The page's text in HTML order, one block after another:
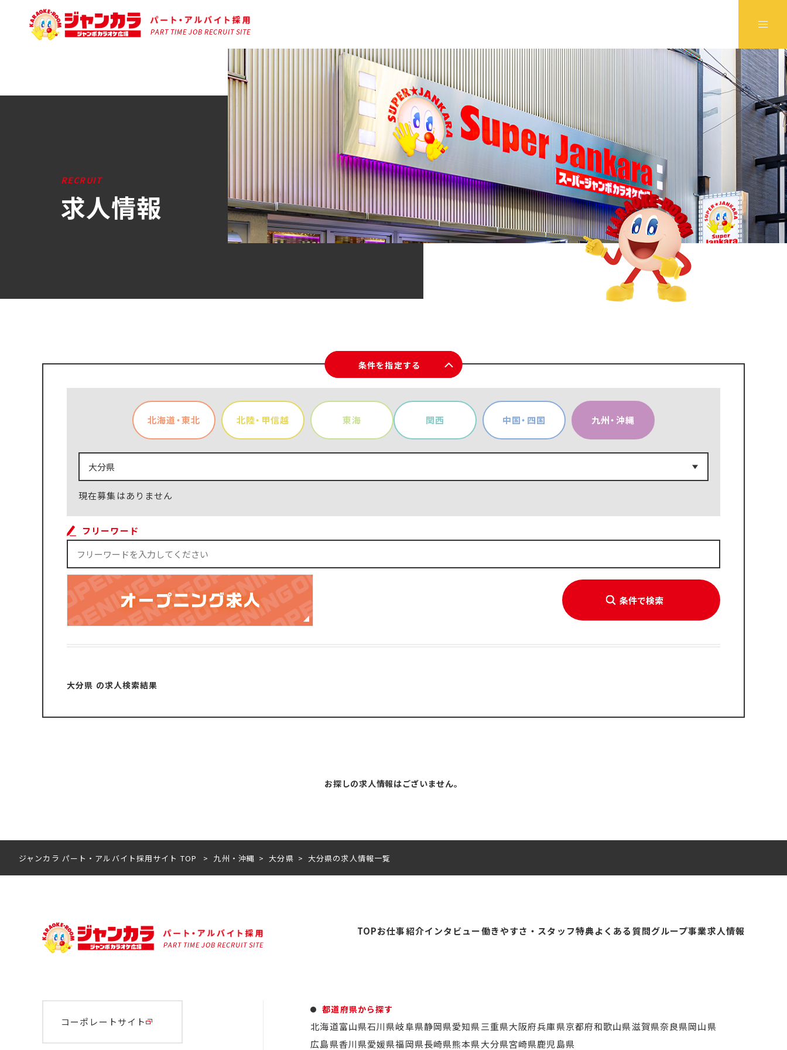
RECRUIT
求人情報
条件を指定する
北海道・東北 北陸・甲信越 東海 関西 中国・四国 九州・沖縄
現在募集はありません
フリーワード
大分県 の求人検索結果
お探しの求人情報はございません。
ジャンカラ パート・アルバイト採用サイト TOP 九州・沖縄 大分県 大分県の求人情報一覧
TOPお仕事紹介インタビュー働きやすさ・スタッフ特典よくある質問グループ事業求人情報
コーポレートサイト
都道府県から探す
北海道富山県石川県岐阜県静岡県愛知県三重県大阪府兵庫県京都府和歌山県滋賀県奈良県岡山県
広島県香川県愛媛県福岡県長崎県熊本県大分県宮崎県鹿児島県